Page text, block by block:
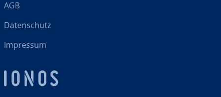
AGB
Da­ten­schutz
Impressum